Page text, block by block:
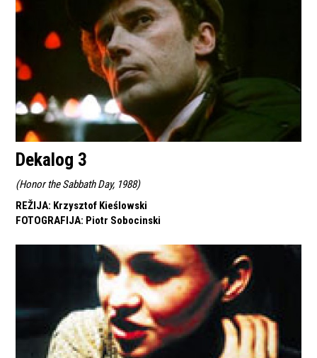
Dekalog 3
(Honor the Sabbath Day, 1988)
REŽIJA: Krzysztof Kieślowski
FOTOGRAFIJA: Piotr Sobocinski